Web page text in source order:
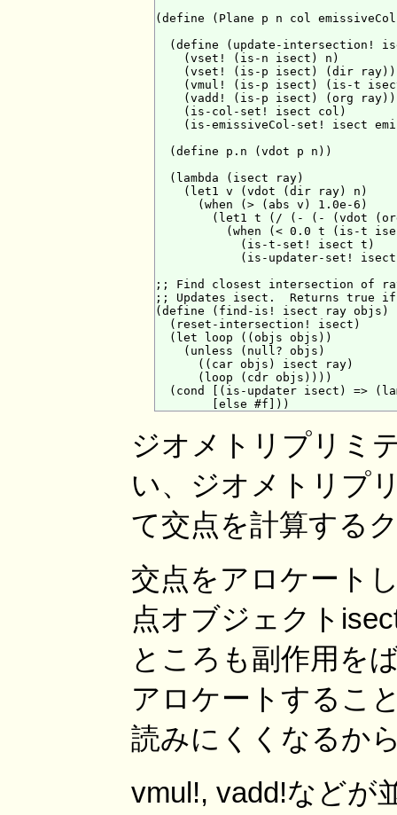
(define (Plane p n col
(define (update-intersection!
    (vset! (is-n isect) n)
    (vset! (is-p isect) (dir ray))
(vmul! (is-p isect) (is-t
    (vadd! (is-p isect) (org ray))
    (is-col-set! isect col)
(is-emissiveCol-set! isect
  (define p.n (vdot p n))
  (lambda (isect ray)
    (let1 v (vdot (dir ray) n)
      (when (> (abs v) 1.0e-6)
(let1 t (/ (- (- (vdot
(when (< 0.0 t (is-t
            (is-t-set! isect t)
(is-updater-set!
;; Find closest intersection of
;; Updates isect.  Returns true
(define (find-is! isect ray objs)
  (reset-intersection! isect)
  (let loop ((objs objs))
    (unless (null? objs)
      ((car objs) isect ray)
      (loop (cdr objs))))
(cond [(is-updater isect) =>
ジオメトリプリミ
い、ジオメトリプ
て交点を計算する
交点をアロケート
点オブジェクト
ところも副作用を
アロケートするこ
読みにくくなるか
vmul!, vadd!などが